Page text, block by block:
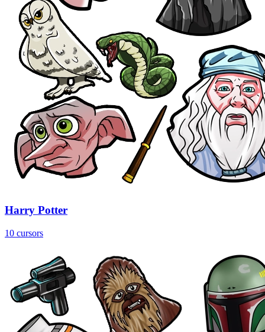
Harry Potter
10 cursors